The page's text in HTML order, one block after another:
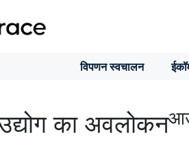
विपणन स्वचालन
का अवलोकन